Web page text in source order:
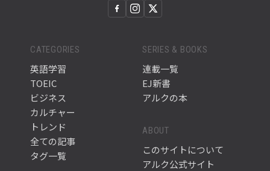
CATEGORIES
英語学習
TOEIC
ビジネス
カルチャー
トレンド
全ての記事
タグ一覧
SERIES & BOOKS
連載一覧
EJ新書
アルクの本
ABOUT
このサイトについて
アルク公式サイト